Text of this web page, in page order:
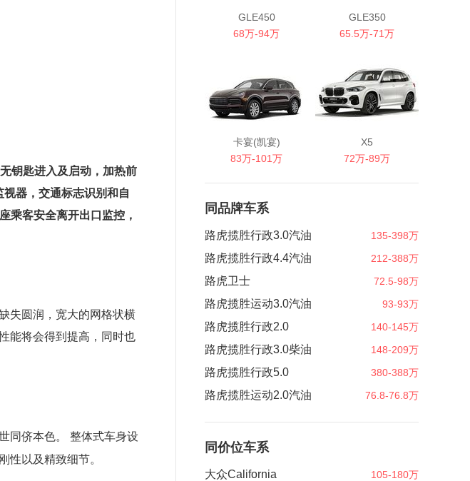
钥匙进入及启动，加热前
器，交通标志识别和自
乘客安全离开出口监控，
失圆润，宽大的网格状横
能将会得到提高，同时也
同侪本色。 整体式车身设
以及精致细节。
GLE450
68万-94万
GLE350
65.5万-71万
卡宴(凯宴)
83万-101万
X5
72万-89万
同品牌车系
路虎揽胜行政3.0汽油 135-398万
路虎揽胜行政4.4汽油 212-388万
路虎卫士 72.5-98万
路虎揽胜运动3.0汽油 93-93万
路虎揽胜行政2.0 140-145万
路虎揽胜行政3.0柴油 148-209万
路虎揽胜行政5.0 380-388万
路虎揽胜运动2.0汽油 76.8-76.8万
同价位车系
大众California 105-180万